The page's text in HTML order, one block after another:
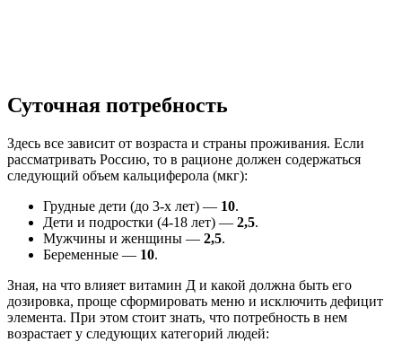
Суточная потребность
Здесь все зависит от возраста и страны проживания. Если
рассматривать Россию, то в рационе должен содержаться
следующий объем кальциферола (мкг):
Грудные дети (до 3-х лет) — 10.
Дети и подростки (4-18 лет) — 2,5.
Мужчины и женщины — 2,5.
Беременные — 10.
Зная, на что влияет витамин Д и какой должна быть его
дозировка, проще сформировать меню и исключить дефицит
элемента. При этом стоит знать, что потребность в нем
возрастает у следующих категорий людей: